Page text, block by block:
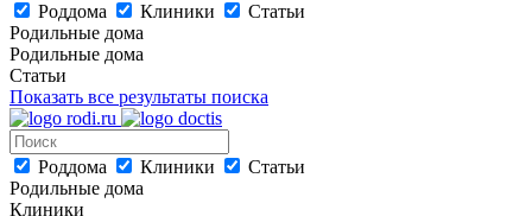
Роддома Клиники
Статьи
Родильные дома
Родильные дома
Статьи
Показать все результаты поиска
Роддома Клиники
Статьи
Родильные дома
Клиники